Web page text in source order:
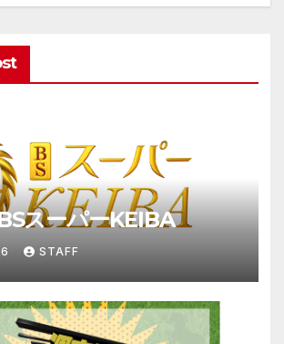
スーパーKEIBA
STAFF